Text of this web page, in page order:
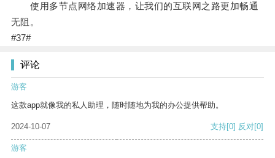
使用多节点网络加速器，让我们的互联网之路更加畅通
无阻。
#37#
评论
游客
这款app就像我的私人助理，随时随地为我的办公提供帮助。
2024-10-07 支持[0] 反对[0]
游客